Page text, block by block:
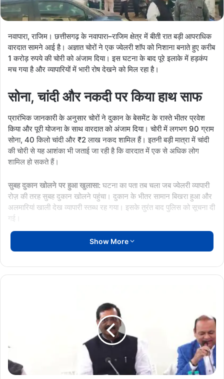
नवापारा, राजिम। छत्तीसगढ़ के नवापारा–राजिम क्षेत्र में बीती रात बड़ी आपराधिक
वारदात सामने आई है। अज्ञात चोरों ने एक ज्वेलरी शॉप को निशाना बनाते हुए करीब
1 करोड़ रुपये की चोरी को अंजाम दिया। इस घटना के बाद पूरे इलाके में हड़कंप
मच गया है और व्यापारियों में भारी रोष देखने को मिल रहा है।
सोना, चांदी और नकदी पर किया हाथ साफ
प्रारंभिक जानकारी के अनुसार चोरों ने दुकान के बेसमेंट के रास्ते भीतर प्रवेश
किया और पूरी योजना के साथ वारदात को अंजाम दिया। चोरी में लगभग 90 ग्राम
सोना, 40 किलो चांदी और ₹2 लाख नकद शामिल हैं। इतनी बड़ी मात्रा में चांदी
की चोरी से यह आशंका भी जताई जा रही है कि वारदात में एक से अधिक लोग
शामिल हो सकते हैं।
सुबह दुकान खोलने पर हुआ खुलासा: घटना का पता तब चला जब ज्वेलरी व्यापारी
रोज़ की तरह सुबह दुकान खोलने पहुंचा। दुकान के भीतर सामान बिखरा हुआ और
अलमारियां खाली देख व्यापारी स्तब्ध रह गया। इसके तुरंत बाद पुलिस को सूचना दी
गई।
व्यापारियों और नगरवासियों में आक्रोश
घटना के बाद नगरवासियों और व्यापारिक संगठनों में भारी आक्रोश है। व्यापारियों
का कहना है कि क्षेत्र में सुरक्षा व्यवस्था कमजोर है और रात्रि गश्त प्रभावी नहीं होने
पुलिस जांच में जुटी: पूरा मामला गोबरा नवापारा थाना क्षेत्र का है। पुलिस ने मौके
पर पहुंचकर जांच शुरू कर दी है। आसपास लगे सीसीटीवी कैमरों की फुटेज खंगाली
जा रही है और संदिग्धों से पूछताछ की जा रही है। पुलिस का दावा है कि जल्द ही
Show More
को
सौंपी